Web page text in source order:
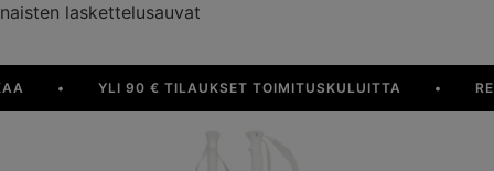
naisten laskettelusauvat
YLI 90 € TILAUKSET TOIMITUSKULUITTA